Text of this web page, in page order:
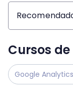
Cursos de
Google Analytics